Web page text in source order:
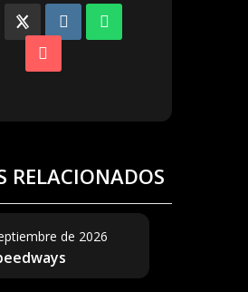
RELACIONADOS
de 2026